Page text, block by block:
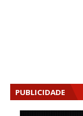
PUBLICIDADE